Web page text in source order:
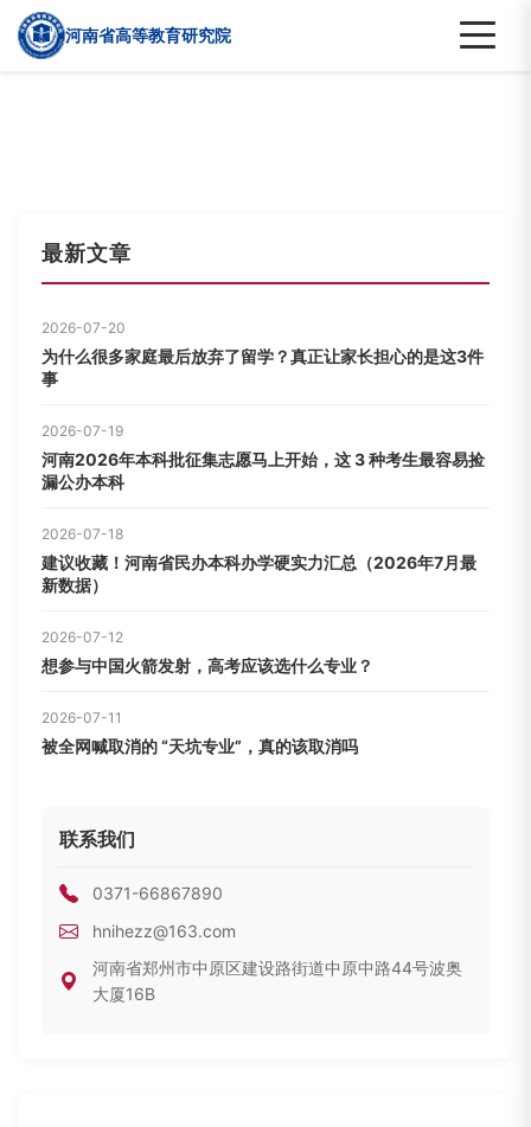
河南省高等教育研究院
最新文章
2026-07-20
为什么很多家庭最后放弃了留学？真正让家长担心的是这3件
事
2026-07-19
河南2026年本科批征集志愿马上开始，这 3 种考生最容易捡
漏公办本科
2026-07-18
建议收藏！河南省民办本科办学硬实力汇总（2026年7月最
新数据）
2026-07-12
想参与中国火箭发射，高考应该选什么专业？
2026-07-11
被全网喊取消的 “天坑专业”，真的该取消吗
联系我们
0371-66867890
hnihezz@163.com
河南省郑州市中原区建设路街道中原中路44号波奥
大厦16B